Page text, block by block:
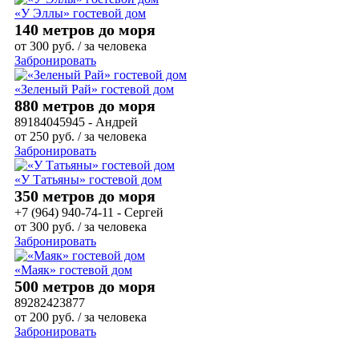
«У Эллы» гостевой дом
140 метров до моря
от 300 руб. / за человека
Забронировать
«Зеленый Рай» гостевой дом
880 метров до моря
89184045945 - Андрей
от 250 руб. / за человека
Забронировать
«У Татьяны» гостевой дом
350 метров до моря
+7 (964) 940-74-11 - Сергей
от 300 руб. / за человека
Забронировать
«Маяк» гостевой дом
500 метров до моря
89282423877
от 200 руб. / за человека
Забронировать